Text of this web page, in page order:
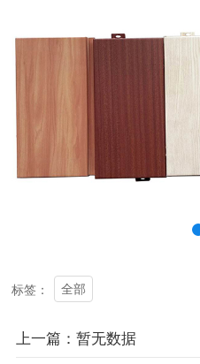
标签： 全部
上一篇：暂无数据